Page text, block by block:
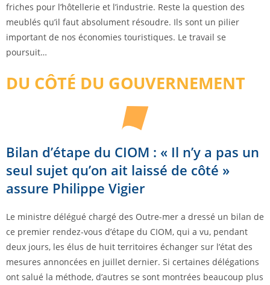
friches pour l’hôtellerie et l’industrie. Reste la question des
meublés qu’il faut absolument résoudre. Ils sont un pilier
important de nos économies touristiques. Le travail se
poursuit…
DU CÔTÉ DU GOUVERNEMENT
Bilan d’étape du CIOM : « Il n’y a pas un
seul sujet qu’on ait laissé de côté »
assure Philippe Vigier
Le ministre délégué chargé des Outre-mer a dressé un bilan de
ce premier rendez-vous d’étape du CIOM, qui a vu, pendant
deux jours, les élus de huit territoires échanger sur l’état des
mesures annoncées en juillet dernier. Si certaines délégations
ont salué la méthode, d’autres se sont montrées beaucoup plus